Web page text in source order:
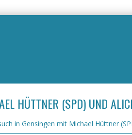
HÜTTNER (SPD) UND
in Gensingen mit Michael Hüttner